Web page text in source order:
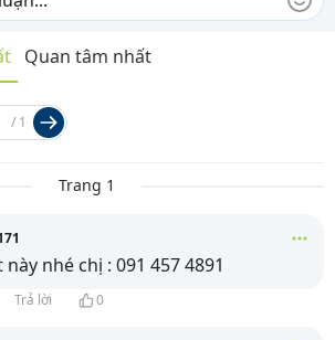
Quan tâm nhất
/ 1
Trang 1
nhé chị : 091 457 4891
Trả lời 0